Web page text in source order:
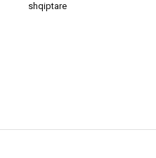
shqiptare